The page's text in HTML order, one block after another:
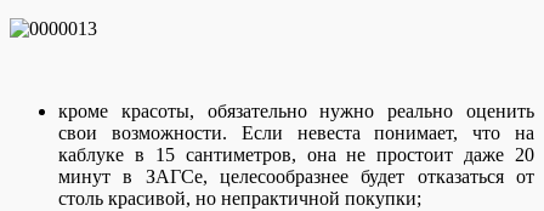
кроме красоты, обязательно нужно реально оценить
свои возможности. Если невеста понимает, что на
каблуке в 15 сантиметров, она не простоит даже 20
минут в ЗАГСе, целесообразнее будет отказаться от
столь красивой, но непрактичной покупки;